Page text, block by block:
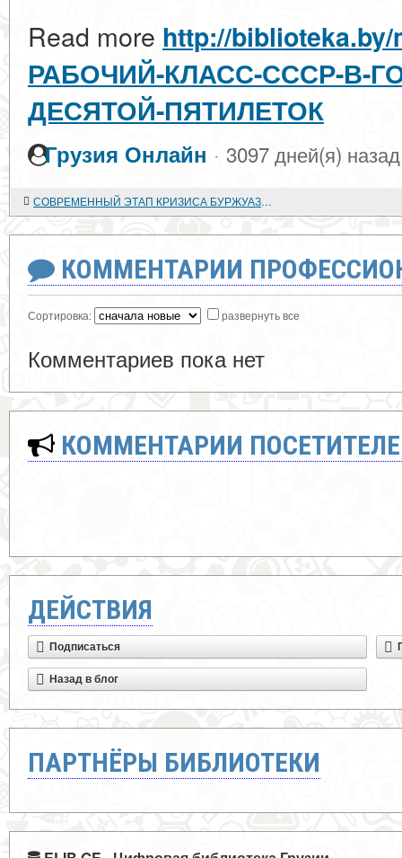
Read more http://
РАБОЧИЙ-КЛАСС-СССР-В-
ДЕСЯТОЙ-ПЯТИЛЕТОК
Грузия Онлайн · 3097 дней(я) назад
СОВРЕМЕННЫЙ ЭТАП КРИЗИСА БУРЖУАЗНОЙ ИСТОРИЧЕСКОЙ НАУКИ
КОММЕНТАРИИ
Сортировка: развернуть все
Комментариев пока нет
КОММЕНТАРИИ
ДЕЙСТВИЯ
Подписаться
Назад в блог
ПАРТНЁРЫ БИБЛИОТЕКИ